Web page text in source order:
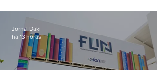
apreensão na população
Jornal Daki
há 13 horas